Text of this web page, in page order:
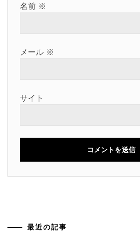
名前 ※
メール ※
サイト
最近の記事